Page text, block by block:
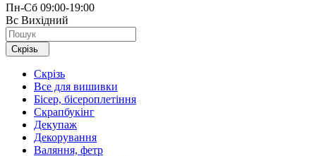
Пн-Сб 09:00-19:00
Вс Вихідний
Скрізь
Скрізь
Все для вишивки
Бісер, бісероплетіння
Скрапбукінг
Декупаж
Декорування
Валяння, фетр